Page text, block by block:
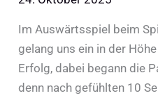
Im Auswärtsspiel beim
gelang uns ein in der
Erfolg, dabei begann die
denn nach gefühlten 10